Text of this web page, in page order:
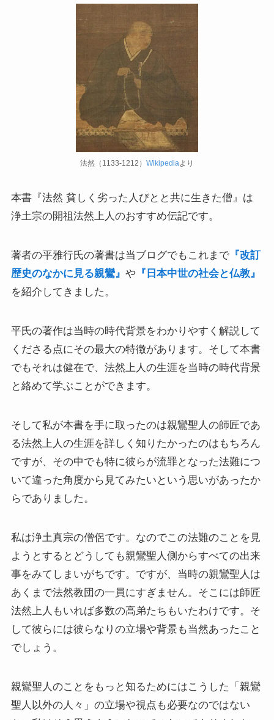
親鸞とドストエフスキー・世界文学
親鸞とドストエフスキー
連載「『カラマーゾフの兄弟』を読む」
連載「『レ・ミゼラブル』を読む」
ドストエフスキー資料データベース
ドストエフスキー伝記
ドストエフスキー論
ドストエフスキーとキリスト教
ドストエフスキーとフロイトの父親殺し
秋に記す夏の印象～パリ・ジョージアの旅
ドストエフスキー、妻と歩んだ運命の旅～狂気と愛
の西欧旅行
独ソ戦・冷戦下の世界
独ソ戦～ソ連とナチスの絶滅戦争
スターリンとヒトラーの虐殺・ホロコースト
冷戦世界の歴史・思想・文学に学ぶ
法然（1133-1212） Wikipedia より
本書『法然 貧しく劣った人びとと共に生きた僧』は
浄土宗の開祖法然上人のおすすめ伝記です。
著者の平雅行氏の著書は当ブログでもこれまで『改訂
歴史のなかに見る親鸞』 や 『日本中世の社会と仏教』
を紹介してきました。
平氏の著作は当時の時代背景をわかりやすく解説して
くださる点にその最大の特徴があります。そして本書
でもそれは健在で、法然上人の生涯を当時の時代背景
と絡めて学ぶことができます。
そして私が本書を手に取ったのは親鸞聖人の師匠であ
る法然上人の生涯を詳しく知りたかったのはもちろん
ですが、その中でも特に彼らが流罪となった法難につ
いて違った角度から見てみたいという思いがあったか
らでありました。
私は浄土真宗の僧侶です。なのでこの法難のことを見
ようとするとどうしても親鸞聖人側からすべての出来
事をみてしまいがちです。ですが、当時の親鸞聖人は
あくまで法然教団の一員にすぎません。そこには師匠
法然上人もいれば多数の高弟たちもいたわけです。そ
して彼らには彼らなりの立場や背景も当然あったこと
でしょう。
親鸞聖人のことをもっと知るためにはこうした「親鸞
聖人以外の人々」の立場や視点も必要なのではない